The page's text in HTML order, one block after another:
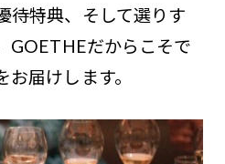
待特典、そして選りす
GOETHEだからこそで
届けします。